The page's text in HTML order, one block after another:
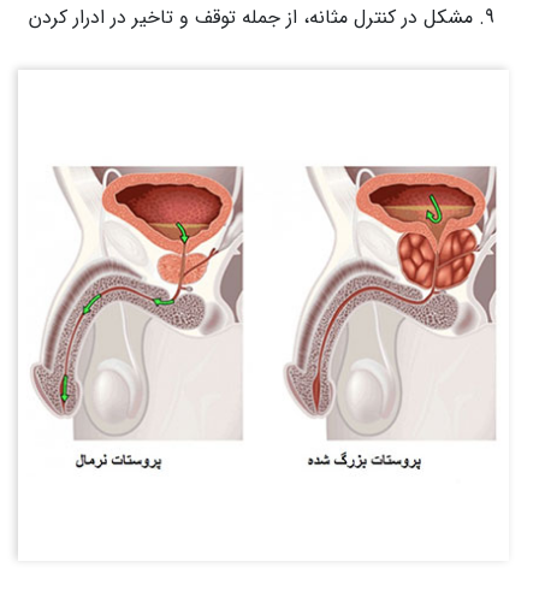
مشکل در کنترل مثانه، از جمله توقف و تاخیر در ادرار کردن